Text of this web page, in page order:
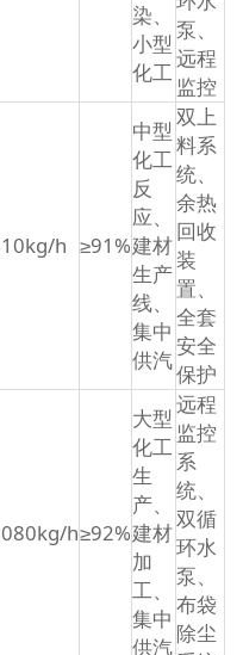
染、
小型
化工
泵、
远程
监控
h ≥91%
中型
化工
反
应、
建材
生产
线、
集中
供汽
双上
料系
统、
余热
回收
装
置、
全套
安全
保护
h≥92%
大型
化工
生
产、
建材
加
工、
集中
供汽
远程
监控
系
统、
双循
环水
泵、
布袋
除尘